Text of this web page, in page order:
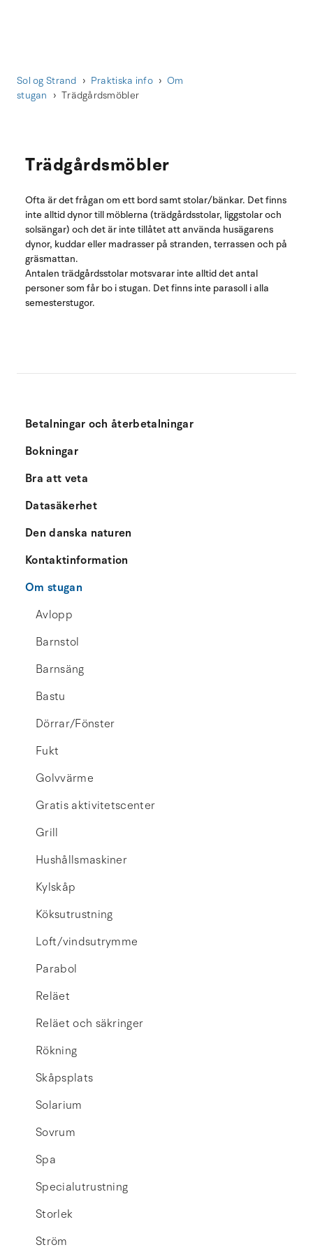
Sol og Strand Praktiska info
Om
stugan
Trädgårdsmöbler
Betalningar och återbetalningar
Bokningar
Bra att veta
Datasäkerhet
Den danska naturen
Kontaktinformation
Om stugan
Avlopp
Barnstol
Barnsäng
Bastu
Dörrar/Fönster
Fukt
Golvvärme
Gratis aktivitetscenter
Grill
Hushållsmaskiner
Kylskåp
Köksutrustning
Loft/vindsutrymme
Parabol
Reläet
Reläet och säkringer
Rökning
Skåpsplats
Solarium
Sovrum
Spa
Specialutrustning
Storlek
Ström
Trädgårdsmöbler
Ofta är det frågan om ett bord samt stolar/bänkar. Det finns
inte alltid dynor till möblerna (trädgårdsstolar, liggstolar och
solsängar) och det är inte tillåtet att använda husägarens
dynor, kuddar eller madrasser på stranden, terrassen och på
gräsmattan.
Antalen trädgårdsstolar motsvarar inte alltid det antal
personer som får bo i stugan. Det finns inte parasoll i alla
semesterstugor.